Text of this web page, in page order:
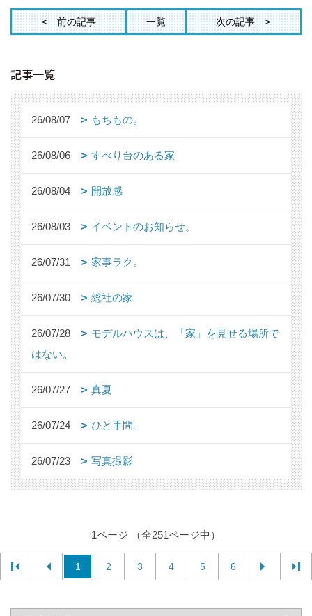
前の記事 一覧 次の記事
記事一覧
26/08/07 もちもの。
26/08/06 すべり台のある家
26/08/04 開放感
26/08/03 イベントのお知らせ。
26/07/31 家事ラク。
26/07/30 総社の家
26/07/28
モデルハウスは、「家」を見せる場所で
はない。
26/07/27 真夏
26/07/24 ひと手間。
26/07/23 写真撮影
1ページ （全251ページ中）
1 2 3 4 5 6